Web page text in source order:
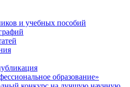
и учебных пособий
образование»